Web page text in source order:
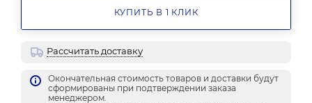
КУПИТЬ В 1 КЛИК
Рассчитать доставку
Окончательная стоимость товаров и доставки будут
сформированы при подтверждении заказа
менеджером.